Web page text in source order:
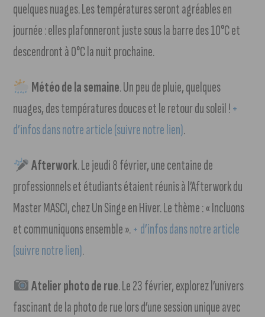
quelques nuages. Les températures seront agréables en
journée : elles plafonneront juste sous la barre des 10°C et
descendront à 0°C la nuit prochaine.
Météo de la semaine. Un peu de pluie, quelques
nuages, des températures douces et le retour du soleil !+
d’infos dans notre article (suivre notre lien).
Afterwork. Le jeudi 8 février, une centaine de
professionnels et étudiants étaient réunis à l’Afterwork du
Master MASCI, chez Un Singe en Hiver. Le thème : « Incluons
et communiquons ensemble ».+ d’infos dans notre article
(suivre notre lien).
Atelier photo de rue. Le 23 février, explorez l’univers
fascinant de la photo de rue lors d’une session unique avec